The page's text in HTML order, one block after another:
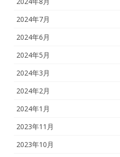
2024年7月
2024年6月
2024年5月
2024年3月
2024年2月
2024年1月
2023年11月
2023年10月